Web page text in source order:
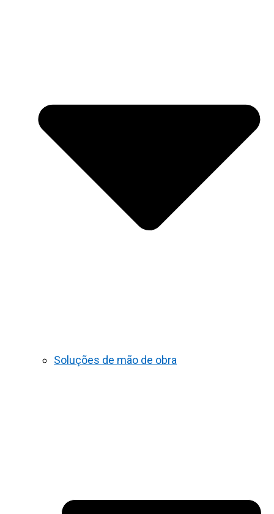
Soluções de mão de obra